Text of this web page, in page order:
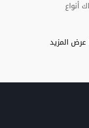
أنواع
عرض المزيد